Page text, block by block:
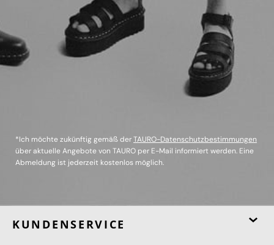
*Ich möchte zukünftig gemäß derTAURO-Datenschutzbestimmungen
über aktuelle Angebote von TAURO per E-Mail informiert werden. Eine
Abmeldung ist jederzeit kostenlos möglich.
KUNDENSERVICE